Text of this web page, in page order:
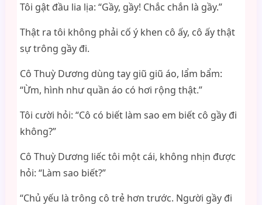
Tôi gật đầu lia lịa: “Gầy, gầy! Chắc chắn là gầy.”
Thật ra tôi không phải cố ý khen cô ấy, cô ấy thật
sự trông gầy đi.
Cô Thuỳ Dương dùng tay giũ giũ áo, lẩm bẩm:
“Ừm, hình như quần áo có hơi rộng thật.”
Tôi cười hỏi: “Cô có biết làm sao em biết cô gầy đi
không?”
Cô Thuỳ Dương liếc tôi một cái, không nhịn được
hỏi: “Làm sao biết?”
“Chủ yếu là trông cô trẻ hơn trước. Người gầy đi